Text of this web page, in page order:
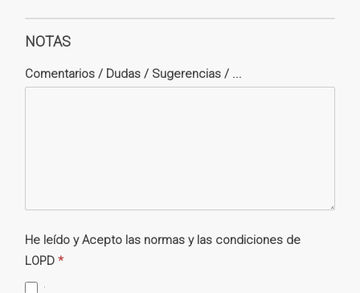
NOTAS
Comentarios / Dudas / Sugerencias / ...
He leído y Acepto las normas y las condiciones de
LOPD *
·